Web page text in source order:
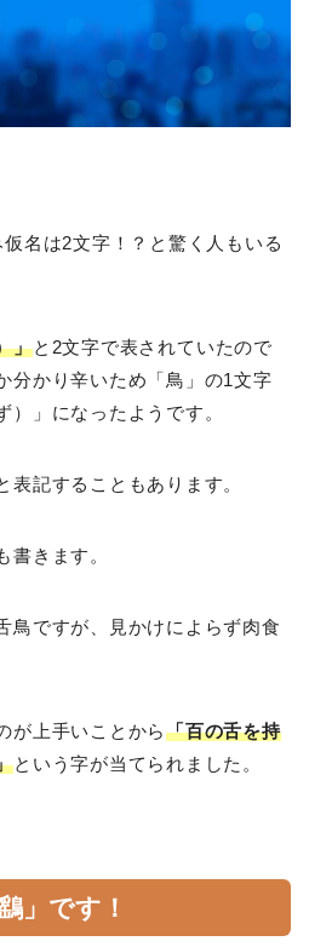
名は2文字！？と驚く人もいる
」と2文字で表されていたので
分かり辛いため「鳥」の1文字
）」になったようです。
記することもあります。
書きます。
鳥ですが、見かけによらず肉食
が上手いことから「百の舌を持
という字が当てられました。
」です！